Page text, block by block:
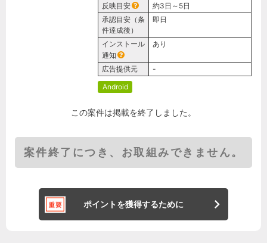
反映目安
約3日～5日
承認目安（条
件達成後）
即日
インストール
通知
あり
広告提供元
-
Android
この案件は掲載を終了しました。
案件終了につき、お取組みできません。
ポイントを獲得するために